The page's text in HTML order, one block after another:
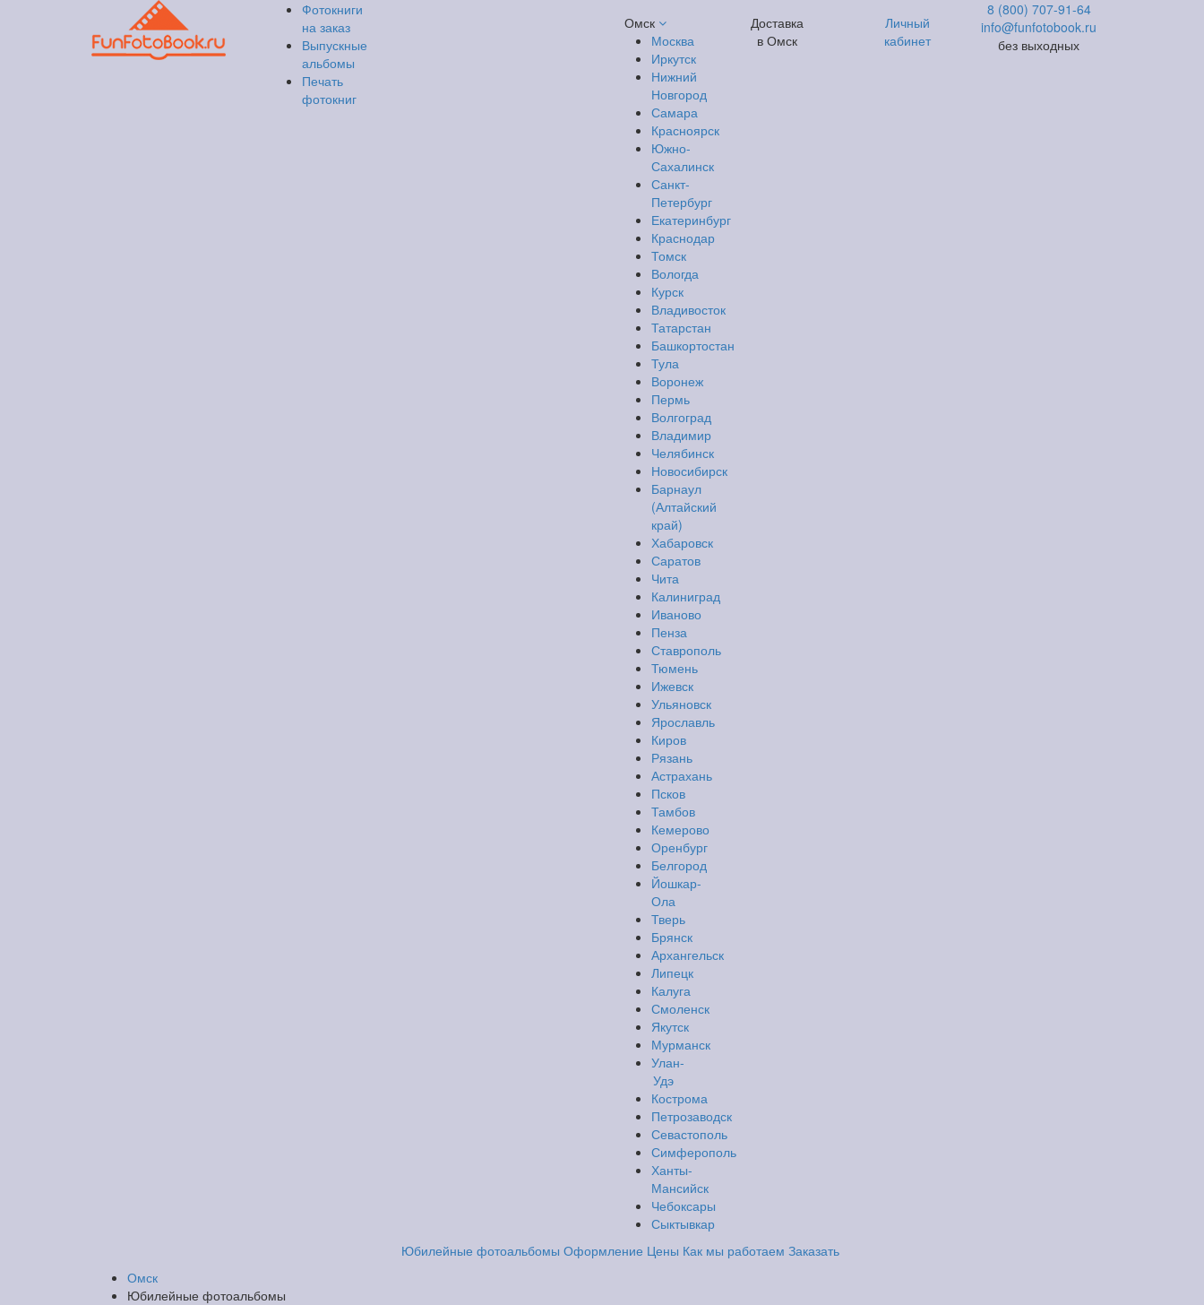
Фотокниги
на заказ
Выпускные
альбомы
Печать
фотокниг
Омск
Москва
Иркутск
Нижний
Новгород
Самара
Красноярск
Южно-
Сахалинск
Санкт-
Петербург
Екатеринбург
Краснодар
Томск
Вологда
Курск
Владивосток
Татарстан
Башкортостан
Тула
Воронеж
Пермь
Волгоград
Владимир
Челябинск
Новосибирск
Барнаул
(Алтайский
край)
Хабаровск
Саратов
Чита
Калиниград
Иваново
Пенза
Ставрополь
Тюмень
Ижевск
Ульяновск
Ярославль
Киров
Рязань
Астрахань
Псков
Тамбов
Кемерово
Оренбург
Белгород
Йошкар-
Ола
Тверь
Брянск
Архангельск
Липецк
Калуга
Смоленск
Якутск
Мурманск
Улан-
Удэ
Кострома
Петрозаводск
Севастополь
Симферополь
Ханты-
Мансийск
Чебоксары
Сыктывкар
Доставка
в Омск
Личный
кабинет
8 (800) 707-91-64
info@funfotobook.ru
без выходных
Юбилейные фотоальбомы Оформление Цены Как мы работаем Заказать
Омск
Юбилейные фотоальбомы